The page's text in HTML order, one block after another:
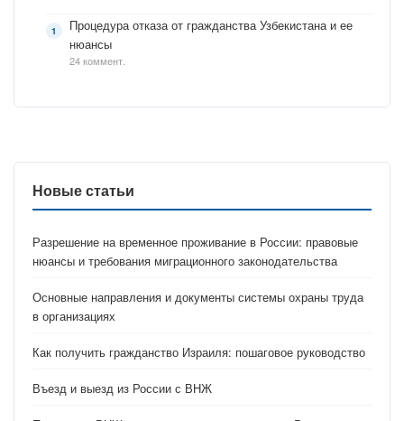
Процедура отказа от гражданства Узбекистана и ее
нюансы
24 коммент.
Новые статьи
Разрешение на временное проживание в России: правовые
нюансы и требования миграционного законодательства
Основные направления и документы системы охраны труда
в организациях
Как получить гражданство Израиля: пошаговое руководство
Въезд и выезд из России с ВНЖ